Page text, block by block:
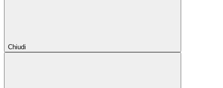
Chiudi